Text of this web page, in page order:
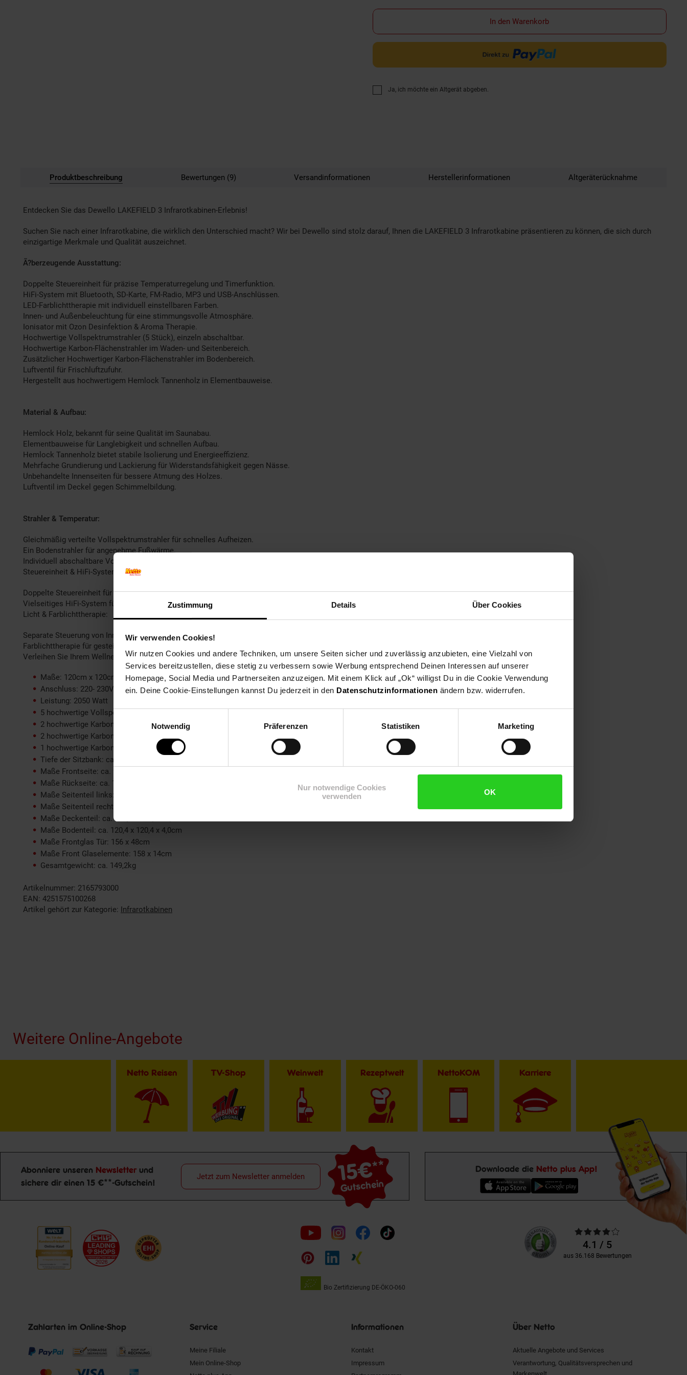
Zustimmung Details Über Cookies
Wir verwenden Cookies!
Wir nutzen Cookies und andere Techniken, um unsere Seiten sicher und zuverlässig anzubieten, eine Vielzahl von
Services bereitzustellen, diese stetig zu verbessern sowie Werbung entsprechend Deinen Interessen auf unserer
Homepage, Social Media und Partnerseiten anzuzeigen. Mit einem Klick auf „Ok“ willigst Du in die Cookie Verwendung
ein. Deine Cookie-Einstellungen kannst Du jederzeit in den Datenschutzinformationen ändern bzw. widerrufen.
Einwilligungsauswahl
Notwendig
Präferenzen Statistiken Marketing
Nur notwendige Cookies
verwenden
OK
In den Warenkorb
Ja, ich möchte ein Altgerät abgeben.
Produktbeschreibung Bewertungen (9) Versandinformationen Herstellerinformationen Altgeräterücknahme
Entdecken Sie das Dewello LAKEFIELD 3 Infrarotkabinen-Erlebnis!
Suchen Sie nach einer Infrarotkabine, die wirklich den Unterschied macht? Wir bei Dewello sind stolz darauf, Ihnen die LAKEFIELD 3 Infrarotkabine präsentieren zu können, die sich durch
einzigartige Merkmale und Qualität auszeichnet.
Ã?berzeugende Ausstattung:
Doppelte Steuereinheit für präzise Temperaturregelung und Timerfunktion.
HiFi-System mit Bluetooth, SD-Karte, FM-Radio, MP3 und USB-Anschlüssen.
LED-Farblichttherapie mit individuell einstellbaren Farben.
Innen- und Außenbeleuchtung für eine stimmungsvolle Atmosphäre.
Ionisator mit Ozon Desinfektion & Aroma Therapie.
Hochwertige Vollspektrumstrahler (5 Stück), einzeln abschaltbar.
Hochwertige Karbon-Flächenstrahler im Waden- und Seitenbereich.
Zusätzlicher Hochwertiger Karbon-Flächenstrahler im Bodenbereich.
Luftventil für Frischluftzufuhr.
Hergestellt aus hochwertigem Hemlock Tannenholz in Elementbauweise.
Material & Aufbau:
Hemlock Holz, bekannt für seine Qualität im Saunabau.
Elementbauweise für Langlebigkeit und schnellen Aufbau.
Hemlock Tannenholz bietet stabile Isolierung und Energieeffizienz.
Mehrfache Grundierung und Lackierung für Widerstandsfähigkeit gegen Nässe.
Unbehandelte Innenseiten für bessere Atmung des Holzes.
Luftventil im Deckel gegen Schimmelbildung.
Strahler & Temperatur:
Gleichmäßig verteilte Vollspektrumstrahler für schnelles Aufheizen.
Ein Bodenstrahler für angenehme Fußwärme.
Individuell abschaltbare Vollspektrumstrahler für personalisierte Wärme.
Steuereinheit & HiFi-System:
Doppelte Steuereinheit für bequeme Bedienung von innen und außen.
Vielseitiges HiFi-System für Musikgenuss in der Kabine.
Licht & Farblichttherapie:
Separate Steuerung von Innen- und Außenbeleuchtung.
Farblichttherapie für gesteigertes Wohlbefinden und positive Stimmung.
Verleihen Sie Ihrem Wellness-Erlebnis Zuhause eine neue Dimension mit der Dewello LAKEFIELD 3 Infrarotkabine.
Maße: 120cm x 120cm x 190cm (2- 3 Personen)
Anschluss: 220- 230V Steckdose
Leistung: 2050 Watt
5 hochwertige Vollspektrumstrahler (je 300 Watt)
2 hochwertige Karbon-Flächenstrahler (Seitenbereich) (je 140 Watt)
2 hochwertige Karbon-Flächenstrahler (Wadenbereich) (je 90 Watt)
1 hochwertige Karbon-Flächenstrahler (Bodenstrahler) (90 Watt)
Tiefe der Sitzbank: ca. 44cm
Maße Frontseite: ca. 90 x 178 x 4,0cm
Maße Rückseite: ca. 114,8 x 178 x 4,0cm
Maße Seitenteil links: ca. 56 x 178 x 4,0cm
Maße Seitenteil rechts: ca. 56 x 178 x 4,0cm
Maße Deckenteil: ca. 120,6 x 120,6 x 8,7cm
Maße Bodenteil: ca. 120,4 x 120,4 x 4,0cm
Maße Frontglas Tür: 156 x 48cm
Maße Front Glaselemente: 158 x 14cm
Gesamtgewicht: ca. 149,2kg
Artikelnummer: 2165793000
EAN: 4251575100268
Artikel gehört zur Kategorie: Infrarotkabinen
Weitere Online-Angebote
Netto Reisen TV-Shop Weinwelt Rezeptwelt NettoKOM Karriere
Newsletter Anmeldung
Abonniere unseren Newsletter und
sichere dir einen 15 €**-Gutschein!
15€**
Gutschein
Jetzt zum Newsletter anmelden
Downloade die Netto plus App!
Folge
uns
auf
Bio Zertifizierung DE-ÖKO-060
Unsere
Kundenbewertungen
Durchschnittliche
Bewertungen4.1 / 5
aus 36.168 Bewertungen
Zahlarten im Online-Shop Service
Meine Filiale
Mein Online-Shop
Informationen
Kontakt
Impressum
Über Netto
Aktuelle Angebote und Services
Verantwortung, Qualitätsversprechen und